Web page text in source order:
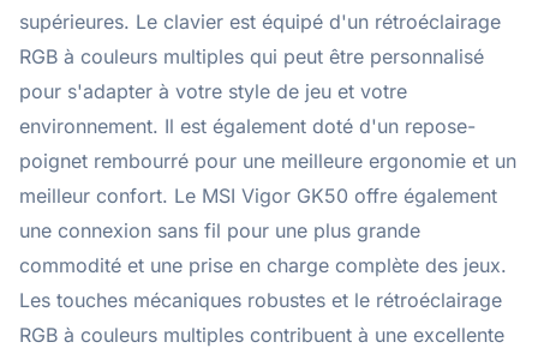
supérieures. Le clavier est équipé d'un rétroéclairage
RGB à couleurs multiples qui peut être personnalisé
pour s'adapter à votre style de jeu et votre
environnement. Il est également doté d'un repose-
poignet rembourré pour une meilleure ergonomie et un
meilleur confort. Le MSI Vigor GK50 offre également
une connexion sans fil pour une plus grande
commodité et une prise en charge complète des jeux.
Les touches mécaniques robustes et le rétroéclairage
RGB à couleurs multiples contribuent à une excellente